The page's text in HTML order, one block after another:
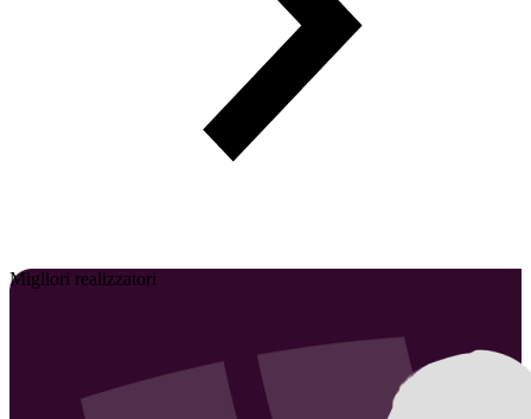
Migliori realizzatori